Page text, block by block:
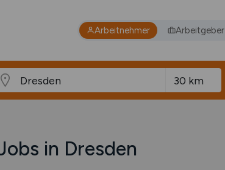
Arbeitnehmer Arbeitgeber
in Dresden